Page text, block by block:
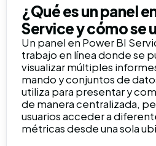
¿Qué es un panel
Service y cómo se
Un panel en Power BI
trabajo en línea donde se
visualizar múltiples
mando y conjuntos de
utiliza para presentar y
de manera centralizada,
usuarios acceder a
métricas desde una sola